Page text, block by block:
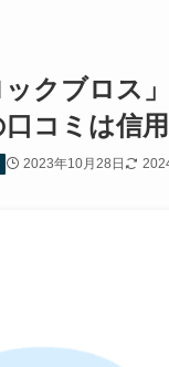
ックブロス
コミは信
2023年10月28日